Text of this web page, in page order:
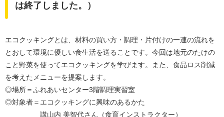
は終了しました。）
エコクッキングとは、材料の買い方・調理・片付けの一連の流れを
とおして環境に優しい食生活を送ることです。今回は地元のたけの
こと野菜を使ってエコクッキングを学びます。また、食品ロス削減
を考えたメニューを提案します。
◎場所＝ふれあいセンター3階調理実習室
◎対象者＝エコクッキングに興味のあるかた
講山内 美智代さん（食育インストラクター）